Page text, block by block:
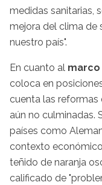
medidas sanitarias,
mejora del clima de
nuestro país".
En cuanto al
coloca en
cuenta las reformas
aún no culminadas.
países como
contexto
teñido de naranja
calificado de